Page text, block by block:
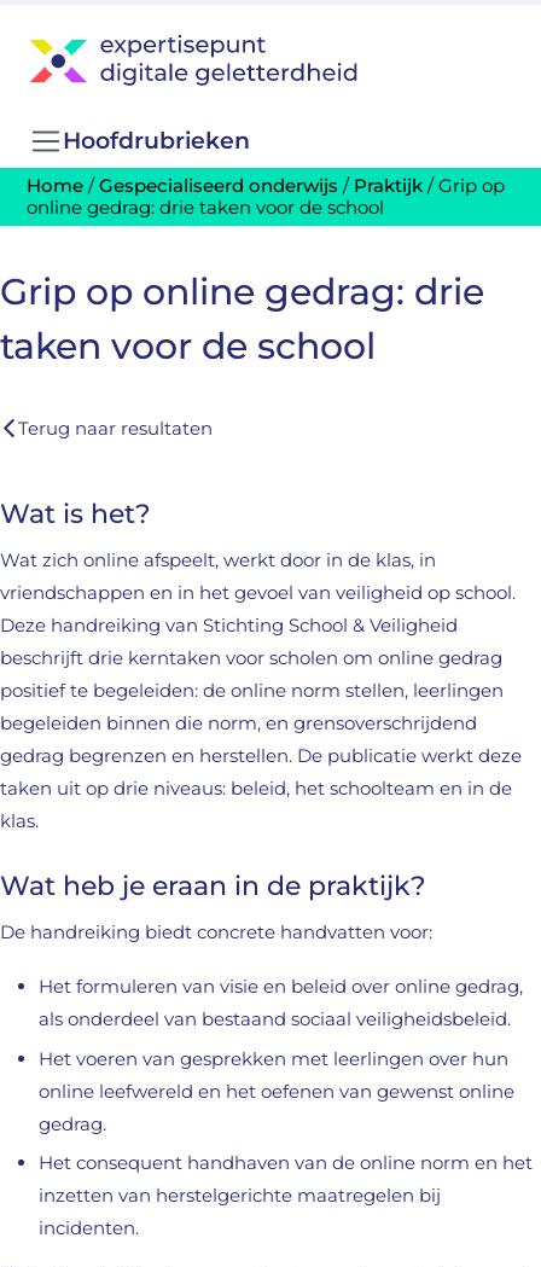
Hoofdrubrieken
Home /Gespecialiseerd onderwijs / Praktijk /Grip op
online gedrag: drie taken voor de school
Grip op online gedrag: drie
taken voor de school
Terug naar resultaten
Wat is het?
Wat zich online afspeelt, werkt door in de klas, in
vriendschappen en in het gevoel van veiligheid op school.
Deze handreiking van Stichting School & Veiligheid
beschrijft drie kerntaken voor scholen om online gedrag
positief te begeleiden: de online norm stellen, leerlingen
begeleiden binnen die norm, en grensoverschrijdend
gedrag begrenzen en herstellen. De publicatie werkt deze
taken uit op drie niveaus: beleid, het schoolteam en in de
klas.
Wat heb je eraan in de praktijk?
De handreiking biedt concrete handvatten voor:
Het formuleren van visie en beleid over online gedrag,
als onderdeel van bestaand sociaal veiligheidsbeleid.
Het voeren van gesprekken met leerlingen over hun
online leefwereld en het oefenen van gewenst online
gedrag.
Het consequent handhaven van de online norm en het
inzetten van herstelgerichte maatregelen bij
incidenten.